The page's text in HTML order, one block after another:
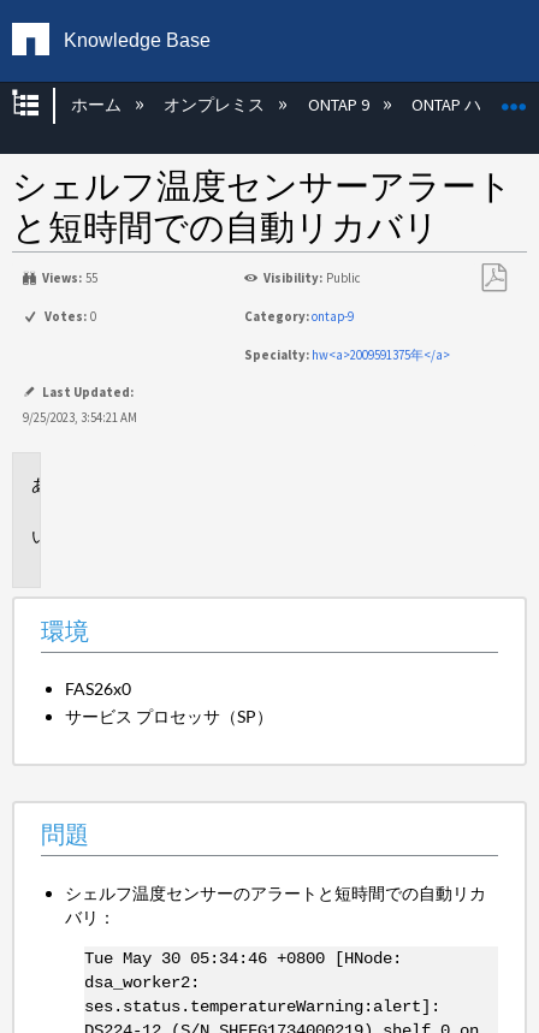
Knowledge Base
グローバル階層を展開/折りたたむ
ホーム オンプレミス ONTAP 9 ONTAP ハード
シェルフ温度センサーアラート
と短時間での自動リカバリ
Views: 55 Visibility: Public
Votes: 0 Category:ontap-9
Specialty: hw<a>2009591375年</a>
Last Updated:
9/25/2023, 3:54:21 AM
環境
FAS26x0
サービス プロセッサ（SP）
問題
シェルフ温度センサーのアラートと短時間での自動リカ
バリ：
Tue May 30 05:34:46 +0800 [HNode:
dsa_worker2:
ses.status.temperatureWarning:alert]: